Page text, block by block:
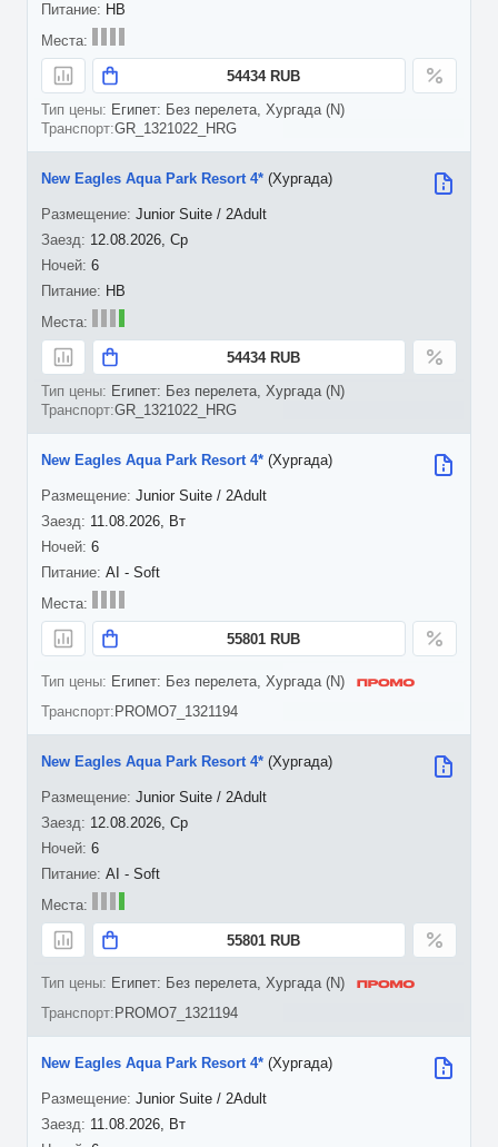
HB
54434 RUB
Египет: Без перелета, Хургада (N)
GR_1321022_HRG
12.08.2026, Ср
6
New Eagles Aqua Park Resort 4* (Хургада)
Junior Suite / 2Adult
HB
54434 RUB
Египет: Без перелета, Хургада (N)
GR_1321022_HRG
11.08.2026, Вт
6
New Eagles Aqua Park Resort 4* (Хургада)
Junior Suite / 2Adult
AI - Soft
55801 RUB
Египет: Без перелета, Хургада (N)
PROMO7_1321194
12.08.2026, Ср
6
New Eagles Aqua Park Resort 4* (Хургада)
Junior Suite / 2Adult
AI - Soft
55801 RUB
Египет: Без перелета, Хургада (N)
PROMO7_1321194
11.08.2026, Вт
New Eagles Aqua Park Resort 4* (Хургада)
Junior Suite / 2Adult